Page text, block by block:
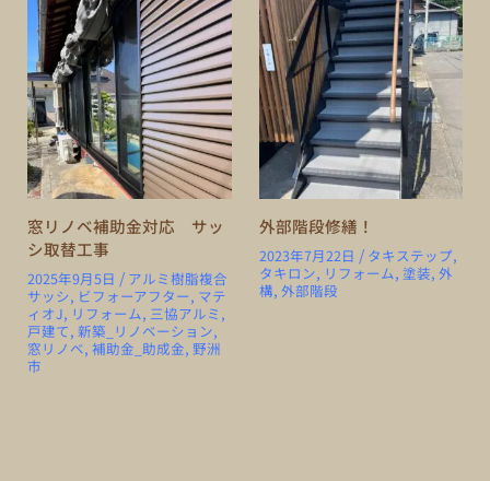
窓リノベ補助金対応 サッ
シ取替工事
2025年9月5日 / アルミ樹脂複合
サッシ, ビフォーアフター, マテ
ィオJ, リフォーム, 三協アルミ ,
戸建て, 新築_リノベーション,
窓リノベ, 補助金_助成金, 野洲
市
外部階段修繕！
2023年7月22日 / タキステップ,
タキロン, リフォーム, 塗装, 外
構, 外部階段